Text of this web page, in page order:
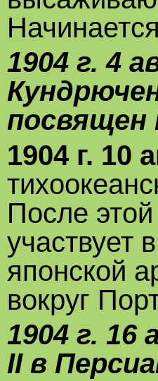
1904 г. 4
посвящен
1904 г. 10
После
участвует
японской
вокруг
1904 г. 16
II в